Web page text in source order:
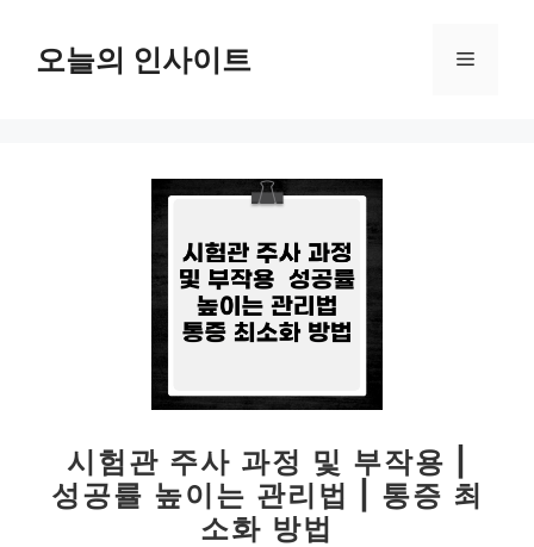
오늘의 인사이트 메
시험관 주사 과정 및 부작용 |
성공률 높이는 관리법 | 통증 최
소화 방법